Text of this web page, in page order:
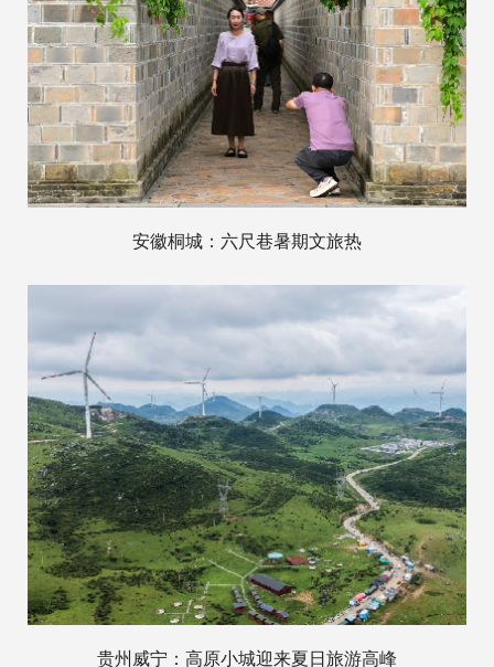
安徽桐城：六尺巷暑期文旅热
贵州威宁：高原小城迎来夏日旅游高峰